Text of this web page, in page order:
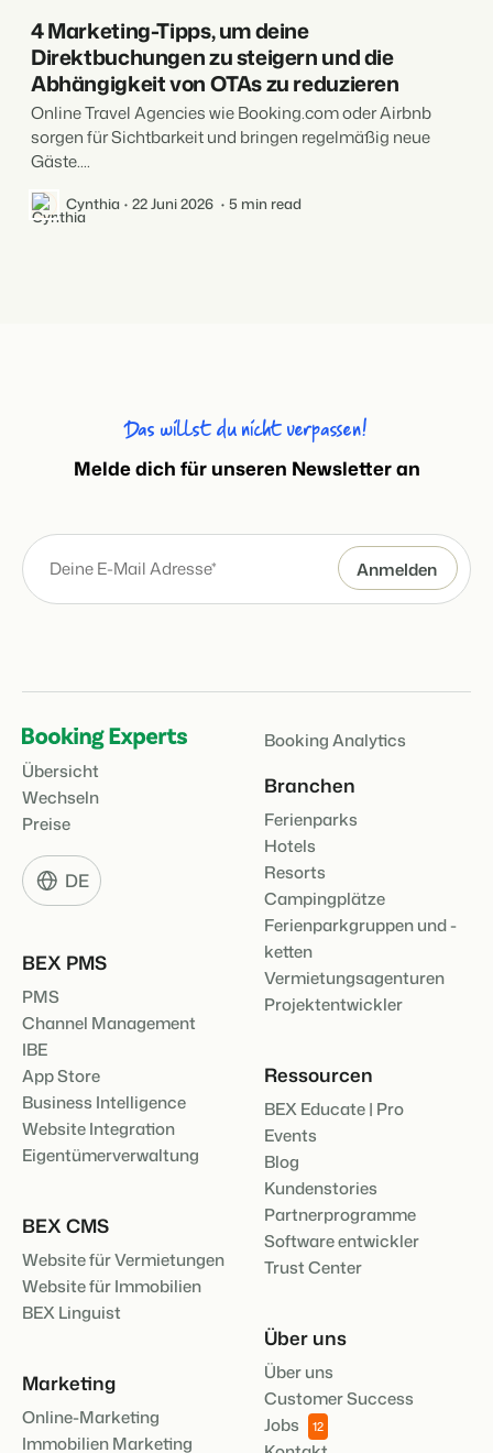
4 Marketing-Tipps, um deine
Direktbuchungen zu steigern und die
Abhängigkeit von OTAs zu reduzieren
Online Travel Agencies wie Booking.com oder Airbnb
sorgen für Sichtbarkeit und bringen regelmäßig neue
Gäste....
Cynthia 22 Juni 2026 5 min read
Das willst du nicht verpassen!
Melde dich für unseren Newsletter an
Übersicht
Wechseln
Preise
DE
BEX PMS
PMS
Channel Management
IBE
App Store
Business Intelligence
Website Integration
Eigentümerverwaltung
BEX CMS
Website für Vermietungen
Website für Immobilien
BEX Linguist
Marketing
Online-Marketing
Immobilien Marketing
Booking Analytics
Branchen
Ferienparks
Hotels
Resorts
Campingplätze
Ferienparkgruppen und -
ketten
Vermietungsagenturen
Projektentwickler
Ressourcen
BEX Educate | Pro
Events
Blog
Kundenstories
Partnerprogramme
Software entwickler
Trust Center
Über uns
Über uns
Customer Success
Jobs
12